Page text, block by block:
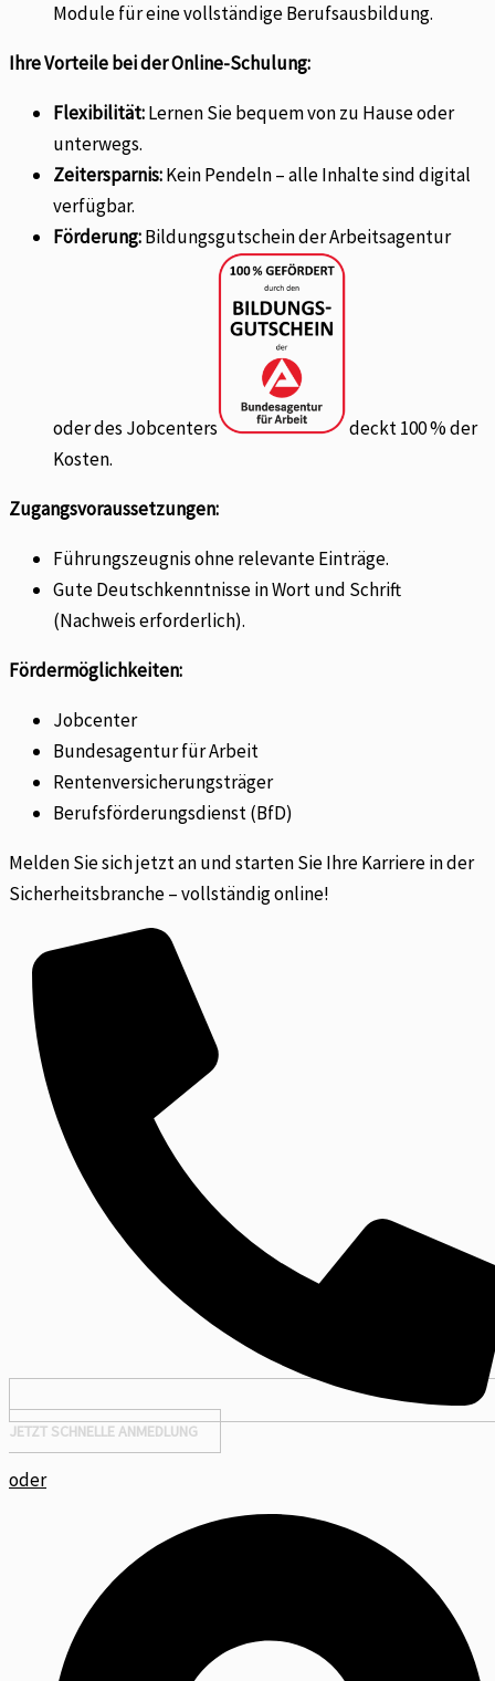
Module für eine vollständige Berufsausbildung.
Ihre Vorteile bei der Online-Schulung:
Flexibilität:Lernen Sie bequem von zu Hause oder
unterwegs.
Zeitersparnis:Kein Pendeln – alle Inhalte sind digital
verfügbar.
Förderung:Bildungsgutschein der Arbeitsagentur
oder des Jobcenters
deckt 100 % der
Kosten.
Zugangsvoraussetzungen:
Führungszeugnis ohne relevante Einträge.
Gute Deutschkenntnisse in Wort und Schrift
(Nachweis erforderlich).
Fördermöglichkeiten:
Jobcenter
Bundesagentur für Arbeit
Rentenversicherungsträger
Berufsförderungsdienst (BfD)
Melden Sie sich jetzt an und starten Sie Ihre Karriere in der
Sicherheitsbranche – vollständig online!
JETZT SCHNELLE ANMEDLUNG
oder